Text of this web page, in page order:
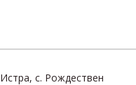
с. Рождествен